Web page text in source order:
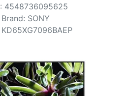
: 4548736095625
Brand: SONY
KD65XG7096BAEP